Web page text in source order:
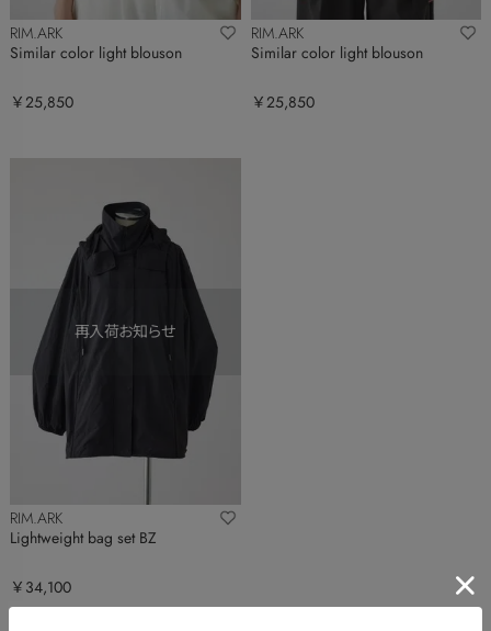
RIM.ARK
Similar color light blouson
￥25,850
RIM.ARK
Similar color light blouson
￥25,850
RIM.ARK
Lightweight bag set BZ
￥34,100